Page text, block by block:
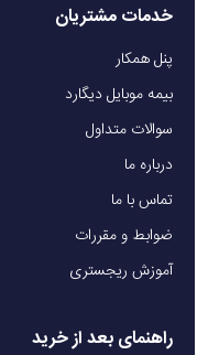
خدمات مشتریان
پنل همکار
بیمه موبایل دیگارد
سوالات متداول
درباره ما
تماس با ما
ضوابط و مقررات
آموزش ریجستری
راهنمای بعد از خرید